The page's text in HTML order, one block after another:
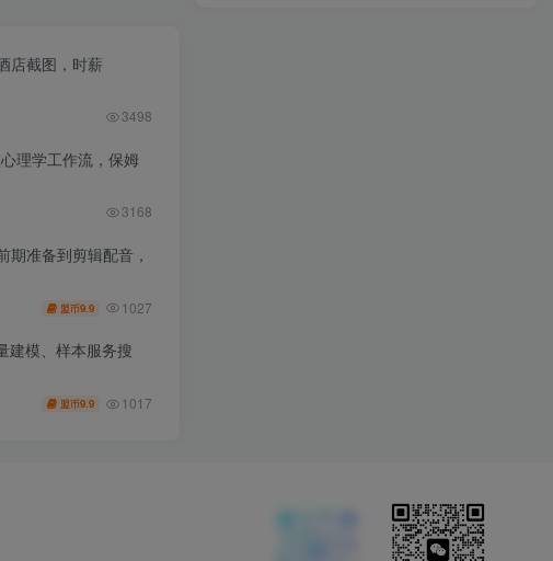
店截图，时薪
3498
理学工作流，保姆
3168
期准备到剪辑配音，
盟币9.9 1027
建模、样本服务搜
盟币9.9 1017